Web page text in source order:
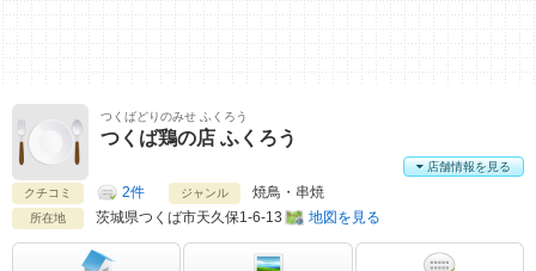
つくばどりのみせ ふくろう
つくば鶏の店 ふくろう
クチコミ 2件 ジャンル 焼鳥・串焼
所在地 茨城県つくば市天久保1-6-13 地図を見る
店舗情報を見る